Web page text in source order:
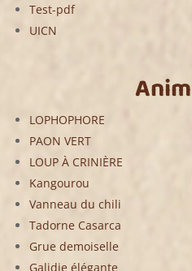
Test-pdf
UICN
LOPHOPHORE
PAON VERT
LOUP À CRINIÈRE
Kangourou
Vanneau du chili
Tadorne Casarca
Grue demoiselle
Galidie élégante